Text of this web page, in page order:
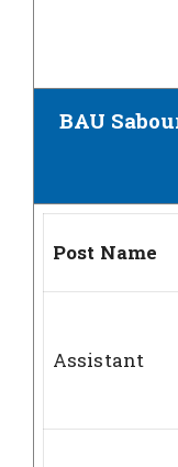
BAU
Post Name
Assistant